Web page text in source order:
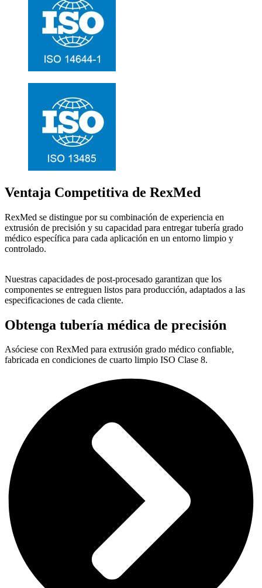
Ventaja Competitiva de RexMed
RexMed se distingue por su combinación de experiencia en
extrusión de precisión y su capacidad para entregar tubería grado
médico específica para cada aplicación en un entorno limpio y
controlado.
Nuestras capacidades de post-procesado garantizan que los
componentes se entreguen listos para producción, adaptados a las
especificaciones de cada cliente.
Obtenga tubería médica de precisión
Asóciese con RexMed para extrusión grado médico confiable,
fabricada en condiciones de cuarto limpio ISO Clase 8.